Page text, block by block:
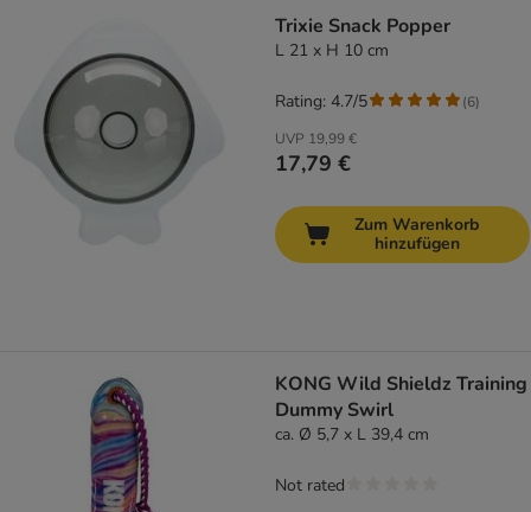
Trixie Snack Popper
L 21 x H 10 cm
UVP 19,99 €
17,79 €
Rating: 4.7/5 (6)
Zum Warenkorb
hinzufügen
KONG Wild Shieldz Training
Dummy Swirl
ca. Ø 5,7 x L 39,4 cm
Not rated